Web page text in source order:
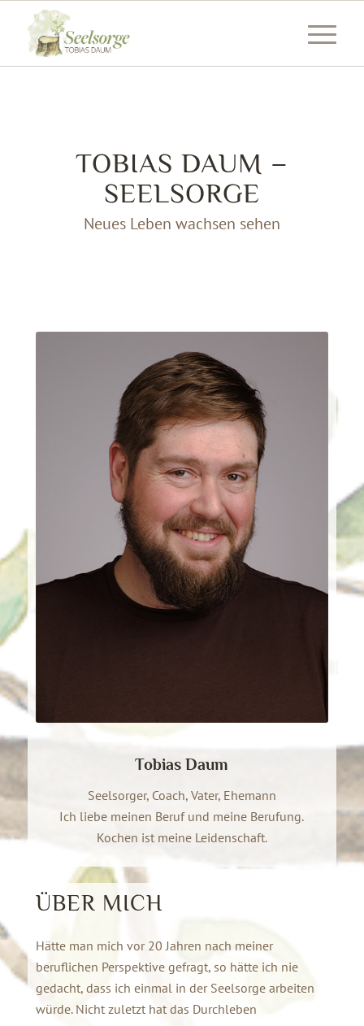
TOBIAS DAUM –
SEELSORGE
Neues Leben wachsen sehen
Tobias Daum
Seelsorger, Coach, Vater, Ehemann
Ich liebe meinen Beruf und meine Berufung.
Kochen ist meine Leidenschaft.
ÜBER MICH
Hätte man mich vor 20 Jahren nach meiner
beruflichen Perspektive gefragt, so hätte ich nie
gedacht, dass ich einmal in der Seelsorge arbeiten
würde. Nicht zuletzt hat das Durchleben